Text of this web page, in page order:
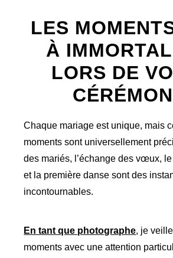
LES
À
LORS DE
Chaque mariage est unique, mais
moments sont universellement
des mariés, l’échange des vœux,
et la première danse sont des
incontournables.
En tant que photographe, je
moments avec une attention